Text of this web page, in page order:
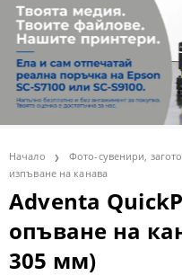
Начало Фото-сувенири,
изпъване на канава
Adventa
опъване на
305 мм)